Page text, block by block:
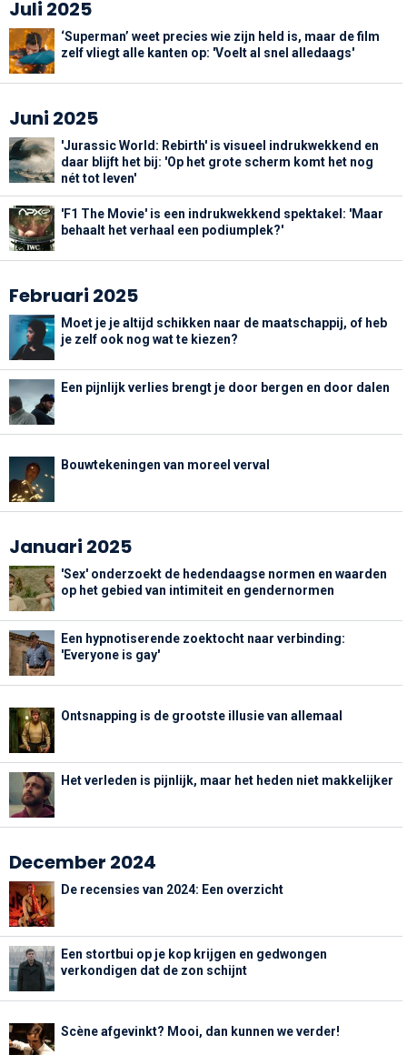
Juli 2025
‘Superman’ weet precies wie zijn held is, maar de film
zelf vliegt alle kanten op: 'Voelt al snel alledaags'
Juni 2025
'Jurassic World: Rebirth' is visueel indrukwekkend en
daar blijft het bij: 'Op het grote scherm komt het nog
nét tot leven'
'F1 The Movie' is een indrukwekkend spektakel: 'Maar
behaalt het verhaal een podiumplek?'
Februari 2025
Moet je je altijd schikken naar de maatschappij, of heb
je zelf ook nog wat te kiezen?
Een pijnlijk verlies brengt je door bergen en door dalen
Bouwtekeningen van moreel verval
Januari 2025
'Sex' onderzoekt de hedendaagse normen en waarden
op het gebied van intimiteit en gendernormen
Een hypnotiserende zoektocht naar verbinding:
'Everyone is gay'
Ontsnapping is de grootste illusie van allemaal
Het verleden is pijnlijk, maar het heden niet makkelijker
December 2024
De recensies van 2024: Een overzicht
Een stortbui op je kop krijgen en gedwongen
verkondigen dat de zon schijnt
Scène afgevinkt? Mooi, dan kunnen we verder!